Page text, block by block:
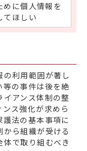
に個人情報を
てほしい
利用範囲が著し
等の事件は後を絶
アンス体制の整
ス強化が求めら
法の基本事項に
ら組織が受ける
で取り組むべき